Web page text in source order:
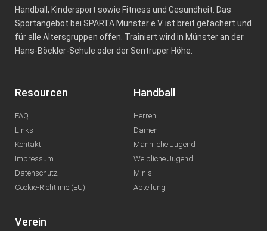
Handball, Kindersport sowie Fitness und Gesundheit. Das
Sportangebot bei SPARTA Münster e.V. ist breit gefächert und
für alle Altersgruppen offen. Trainiert wird in Münster an der
Hans-Böckler-Schule oder der Sentruper Höhe.
Resourcen
FAQ
Links
Kontakt
Impressum
Datenschutz
Cookie-Richtlinie (EU)
Handball
Herren
Damen
Männliche Jugend
Weibliche Jugend
Minis
Abteilung
Verein